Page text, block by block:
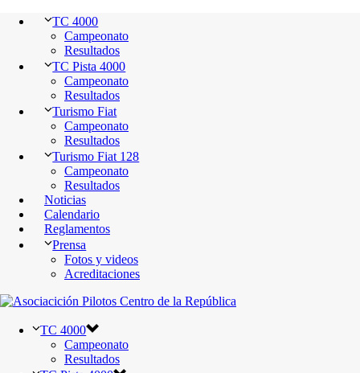
TC 4000
Campeonato
Resultados
TC Pista 4000
Campeonato
Resultados
Turismo Fiat
Campeonato
Resultados
Turismo Fiat 128
Campeonato
Resultados
Noticias
Calendario
Reglamentos
Prensa
Fotos y videos
Acreditaciones
TC 4000
Campeonato
Resultados